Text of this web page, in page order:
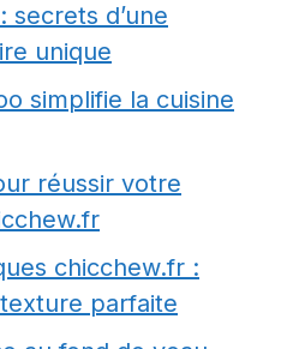
secrets d’une
unique
simplifie la cuisine
réussir votre
chicchew.fr :
parfaite